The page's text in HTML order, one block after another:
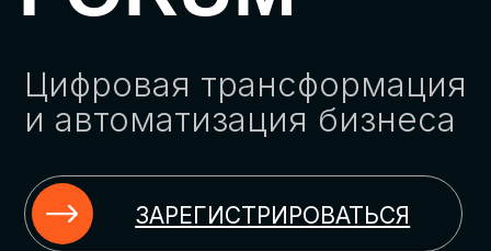
ЗАРЕГИСТРИРОВАТЬСЯ
ИСКУССТВЕННЫЙ ИНТЕЛЛЕКТ
ЦИФРОВИЗАЦИЯ
ИМПОРТОЗАМЕЩЕНИЕ